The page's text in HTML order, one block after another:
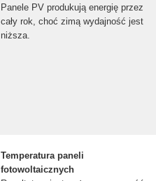
Panele PV produkują energię przez
cały rok, choć zimą wydajność jest
niższa.
Temperatura paneli
fotowoltaicznych